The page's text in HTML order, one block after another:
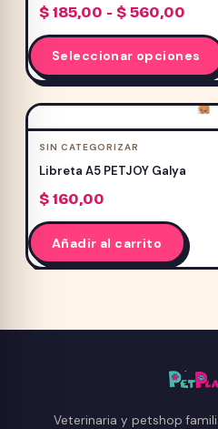
$185,00 - $560,00
de
$
$
Seleccionar opciones
SIN CATEGORIZAR
Libreta A5 PETJOY Galya
$160,00
Añadir al carrito
Veterinaria y petshop